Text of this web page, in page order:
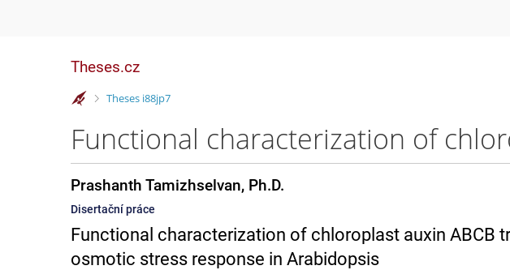
Theses.cz
>
Theses i88jp7
Prashanth Tamizhselvan, Ph.D.
Disertační práce
Functional characterization of chloroplast auxin ABCB
osmotic stress response in Arabidopsis